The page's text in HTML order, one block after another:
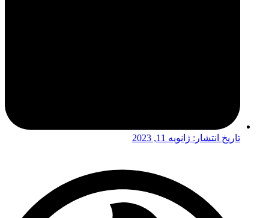
تاریخ انتشار: ژانویه 11, 2023